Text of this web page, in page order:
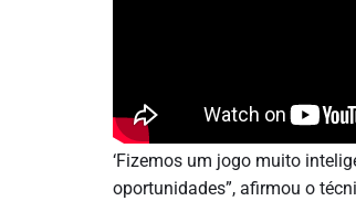
‘Fizemos um jogo muito
oportunidades”, afirmou o